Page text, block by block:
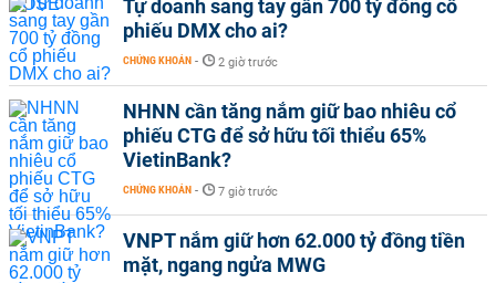
Tự doanh sang tay gần 700 tỷ đồng cổ
phiếu DMX cho ai?
CHỨNG KHOÁN - 2 giờ trước
NHNN cần tăng nắm giữ bao nhiêu cổ
phiếu CTG để sở hữu tối thiểu 65%
VietinBank?
CHỨNG KHOÁN - 7 giờ trước
VNPT nắm giữ hơn 62.000 tỷ đồng tiền
mặt, ngang ngửa MWG